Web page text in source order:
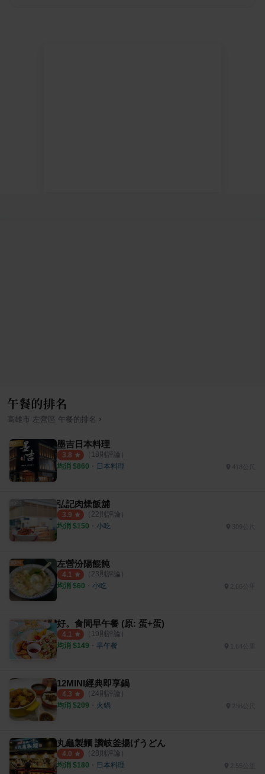
午餐的排名
高雄市 左營區 午餐的排名 ›
墨吉日本料理
3.8 （ 18則評論）
均消 $860 ・ 日本料理 418公尺
弘記肉燥飯舖
3.9 （ 22則評論）
均消 $150 ・ 小吃
左營汾陽餛飩
4.1 （ 23則評論）
均消 $60 ・ 小吃
好。食間早午餐 (原: 蛋+蛋)
4.1 （ 19則評論）
均消 $149 ・ 早午餐 1.64公里
12MINI經典即享鍋
4.3 （ 24則評論）
均消 $209 ・ 火鍋
丸龜製麵 讚岐釜揚げうどん
4.0 （ 28則評論）
均消 $180 ・ 日本料理 2.55公里